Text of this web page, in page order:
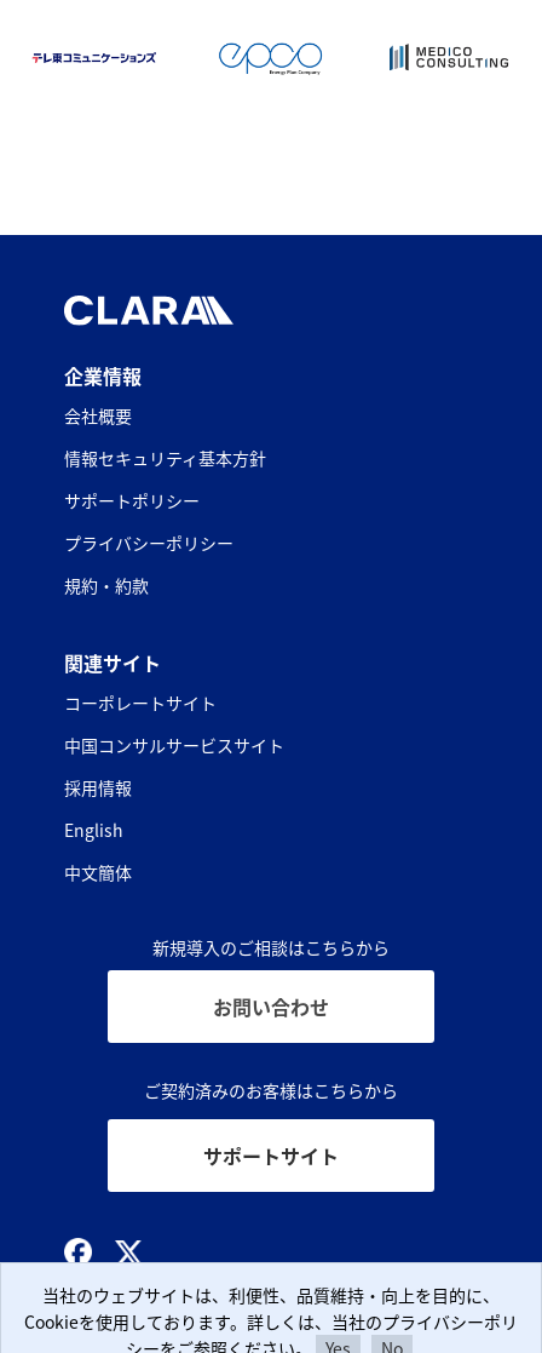
企業情報
会社概要
情報セキュリティ基本方針
サポートポリシー
プライバシーポリシー
規約・約款
関連サイト
コーポレートサイト
中国コンサルサービスサイト
採用情報
English
中文簡体
新規導入のご相談はこちらから
お問い合わせ
ご契約済みのお客様はこちらから
サポートサイト
© CLARA, Inc.
当社のウェブサイトは、利便性、品質維持・向上を目的に、
Cookieを使用しております。詳しくは、当社のプライバシーポリ
シーをご参照ください。
Yes No
当社のウェブサイトは、利便性、品質維持・向上を目的に、
Cookieを使用しております。詳しくは、当社のプライバシーポリ
シーをご参照ください。
Yes No